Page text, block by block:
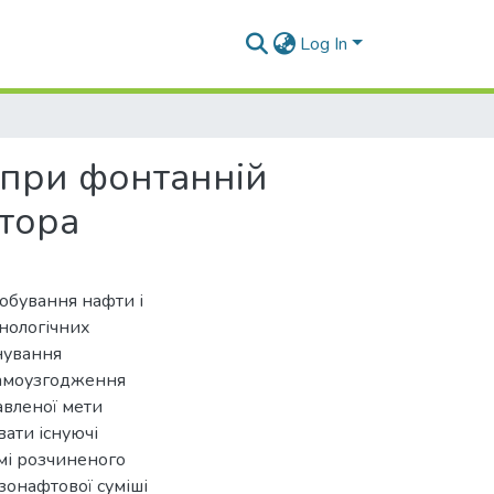
Log In
фонтанній
нафти і
мети
існуючі
розчиненого
суміші